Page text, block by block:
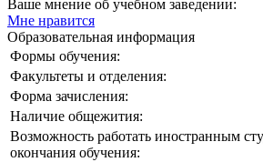
Ваше мнение об учебном заведении:
Мне нравится
Образовательная информация
Формы обучения:
Факультеты и отделения:
Форма зачисления:
Наличие общежития:
Возможность работать иностранным
окончания обучения: